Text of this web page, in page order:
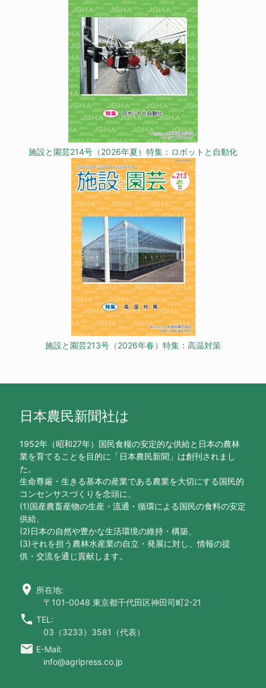
施設と園芸214号（2026年夏）特集：ロボットと自動化
施設と園芸213号（2026年春）特集：高温対策
日本農民新聞社は
1952年（昭和27年）国民食糧の安定的な供給と日本の農林
業を育てることを目的に「日本農民新聞」は創刊されまし
た。
生命尊厳・生きる基本の産業である農業を大切にする国民的
コンセンサスづくりを念頭に、
(1)国産農畜産物の生産・流通・循環による国民の食料の安定
供給、
(2)日本の自然や豊かな生活環境の維持・構築、
(3)それを担う農林水産業の自立・発展に対し、情報の提
供・交流を通じ貢献します。
location_on 所在地:
〒101-0048 東京都千代田区神田司町2-21
call TEL:
03（3233）3581（代表）
email E-Mail:
info@agripress.co.jp